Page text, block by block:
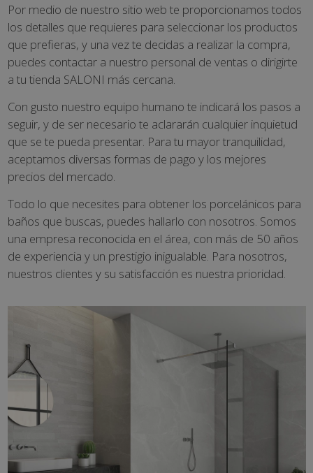
Por medio de nuestro sitio web te proporcionamos todos
los detalles que requieres para seleccionar los productos
que prefieras, y una vez te decidas a realizar la compra,
puedes contactar a nuestro personal de ventas o dirigirte
a tu tienda SALONI más cercana.
Con gusto nuestro equipo humano te indicará los pasos a
seguir, y de ser necesario te aclararán cualquier inquietud
que se te pueda presentar. Para tu mayor tranquilidad,
aceptamos diversas formas de pago y los mejores
precios del mercado.
Todo lo que necesites para obtener los porcelánicos para
baños que buscas, puedes hallarlo con nosotros. Somos
una empresa reconocida en el área, con más de 50 años
de experiencia y un prestigio inigualable. Para nosotros,
nuestros clientes y su satisfacción es nuestra prioridad.